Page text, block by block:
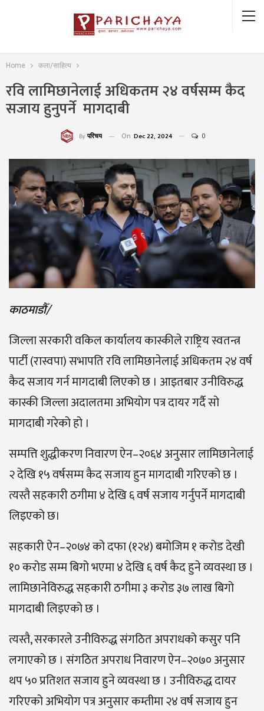
Home कला/साहित्य
रवि लामिछानेलाई अधिकतम २४ वर्षसम्म कैद
सजाय हुनुपर्ने मागदाबी
By परिचय On Dec 22, 2024 0
काठमाडौँ/
जिल्ला सरकारी वकिल कार्यालय कास्कीले राष्ट्रिय स्वतन्त्र
पार्टी (रास्वपा) सभापति रवि लामिछानेलाई अधिकतम २४ वर्ष
कैद सजाय गर्न मागदाबी लिएको छ । आइतबार उनीविरुद्ध
कास्की जिल्ला अदालतमा अभियोग पत्र दायर गर्दै सो
मागदाबी गरेको हो ।
सम्पत्ति शुद्धीकरण निवारण ऐन–२०६४ अनुसार लामिछानेलाई
२ देखि १५ वर्षसम्म कैद सजाय हुन मागदाबी गरिएको छ ।
त्यस्तै सहकारी ठगीमा ४ देखि ६ वर्ष सजाय गर्नुपर्ने मागदाबी
लिइएको छ।
सहकारी ऐन–२०७४ को दफा (१२४) बमोजिम १ करोड देखी
१० करोड सम्म बिगो भएमा ४ देखि ६ वर्ष कैद हुने व्यवस्था छ ।
लामिछानेविरुद्ध सहकारी ठगीमा ३ करोड ३७ लाख बिगो
मागदाबी लिइएको छ ।
त्यस्तै, सरकारले उनीविरुद्ध संगठित अपराधको कसुर पनि
लगाएको छ । संगठित अपराध निवारण ऐन–२०७० अनुसार
थप ५० प्रतिशत सजाय हुने व्यवस्था छ । उनीविरुद्ध दायर
गरिएको अभियोग पत्र अनुसार कम्तीमा २४ वर्ष सजाय हुन